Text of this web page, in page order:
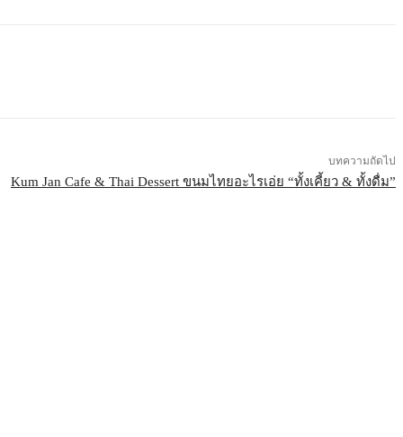
บทความถัดไป
Kum Jan Cafe & Thai Dessert ขนมไทยอะไรเอ่ย “ทั้งเคี้ยว & ทั้งดื่ม”